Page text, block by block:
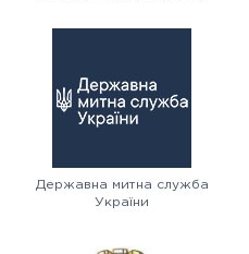
Державна митна служба
України